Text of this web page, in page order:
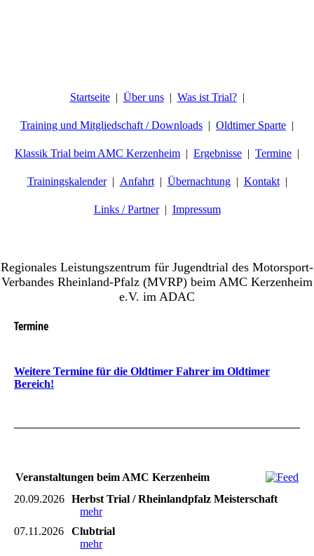
Startseite Über uns Was ist Trial?
Training und Mitgliedschaft / Downloads Oldtimer Sparte
Klassik Trial beim AMC Kerzenheim Ergebnisse Termine
Trainingskalender Anfahrt Übernachtung Kontakt
Links / Partner Impressum
Regionales Leistungszentrum für Jugendtrial des Motorsport-
Verbandes Rheinland-Pfalz (MVRP) beim AMC Kerzenheim
e.V. im ADAC
Termine
Weitere Termine für die Oldtimer Fahrer im Oldtimer
Bereich!
Veranstaltungen beim AMC Kerzenheim
20.09.2026 Herbst Trial / Rheinlandpfalz Meisterschaft
mehr
07.11.2026
Clubtrial
mehr